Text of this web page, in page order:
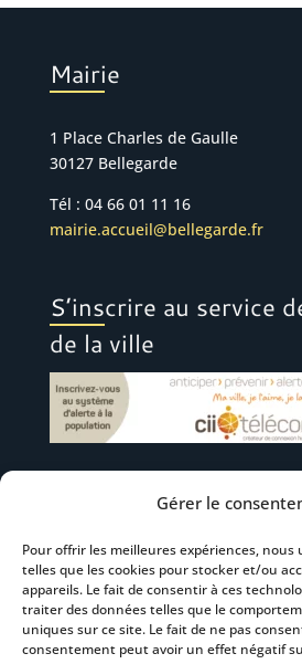
Gérer le
Pour offrir les meilleures expériences,
telles que les cookies pour stocker et/ou
appareils. Le fait de consentir à ces
traiter des données telles que le
uniques sur ce site. Le fait de ne pas
consentement peut avoir un effet négatif
Mairie
1 Place Charles de Gaulle
30127 Bellegarde
Tél : 04 66 01 11 16
mairie.accueil@bellegarde.fr
S’inscrire au service
de la ville
Suivez-nous